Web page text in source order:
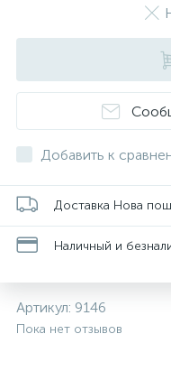
Добавить к
Доставка Нова
Наличный и
Артикул: 9146
Пока нет отзывов